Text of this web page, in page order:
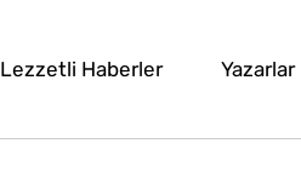
Lezzetli Haberler Yazarlar